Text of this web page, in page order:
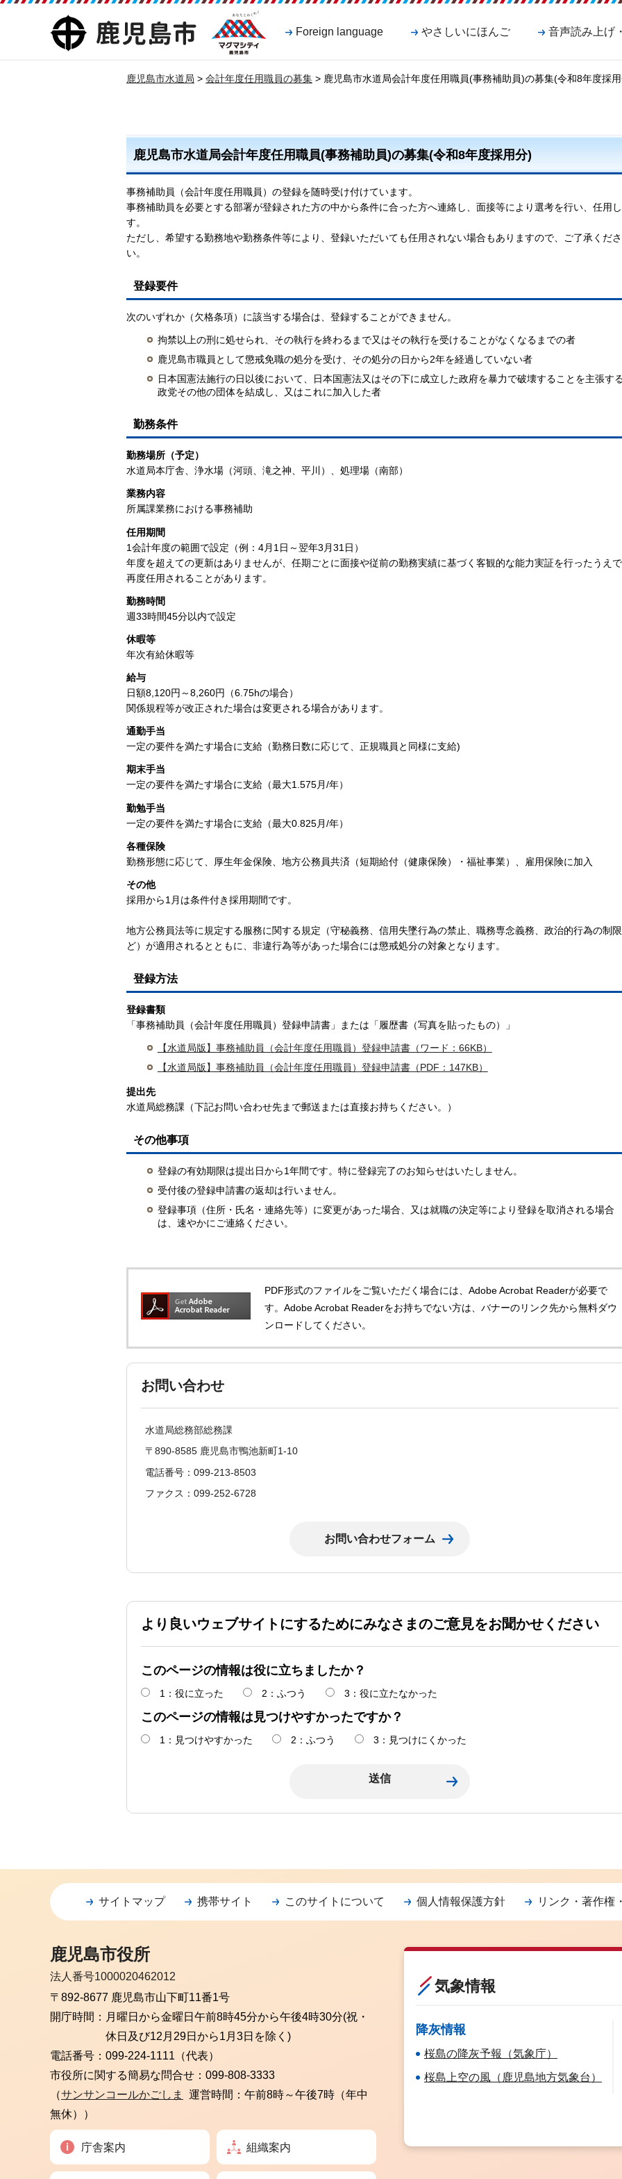
鹿児島市
マグマシティ
鹿児島市
Foreign language やさしいにほんご 音声読み上げ
鹿児島市水道局 > 会計年度任用職員の募集 > 鹿児島市水道局会計年度任用職員(事務補助員)の募集(令和8年度採
鹿児島市水道局会計年度任用職員(事務補助員)の募集(令和8年度採用分)
事務補助員（会計年度任用職員）の登録を随時受け付けています。
事務補助員を必要とする部署が登録された方の中から条件に合った方へ連絡し、面接等により選考を行い、任用
す。
ただし、希望する勤務地や勤務条件等により、登録いただいても任用されない場合もありますので、ご了承くださ
い。
登録要件
次のいずれか（欠格条項）に該当する場合は、登録することができません。
拘禁以上の刑に処せられ、その執行を終わるまで又はその執行を受けることがなくなるまでの者
鹿児島市職員として懲戒免職の処分を受け、その処分の日から2年を経過していない者
日本国憲法施行の日以後において、日本国憲法又はその下に成立した政府を暴力で破壊することを主張す
政党その他の団体を結成し、又はこれに加入した者
勤務条件
勤務場所（予定）
水道局本庁舎、浄水場（河頭、滝之神、平川）、処理場（南部）
業務内容
所属課業務における事務補助
任用期間
1会計年度の範囲で設定（例：4月1日～翌年3月31日）
年度を超えての更新はありませんが、任期ごとに面接や従前の勤務実績に基づく客観的な能力実証を行ったうえ
再度任用されることがあります。
勤務時間
週33時間45分以内で設定
休暇等
年次有給休暇等
給与
日額8,120円～8,260円（6.75hの場合）
関係規程等が改正された場合は変更される場合があります。
通勤手当
一定の要件を満たす場合に支給（勤務日数に応じて、正規職員と同様に支給)
期末手当
一定の要件を満たす場合に支給（最大1.575月/年）
勤勉手当
一定の要件を満たす場合に支給（最大0.825月/年）
各種保険
勤務形態に応じて、厚生年金保険、地方公務員共済（短期給付（健康保険）・福祉事業）、雇用保険に加入
その他
採用から1月は条件付き採用期間です。
地方公務員法等に規定する服務に関する規定（守秘義務、信用失墜行為の禁止、職務専念義務、政治的行為の制
ど）が適用されるとともに、非違行為等があった場合には懲戒処分の対象となります。
登録方法
登録書類
「事務補助員（会計年度任用職員）登録申請書」または「履歴書（写真を貼ったもの）」
【水道局版】事務補助員（会計年度任用職員）登録申請書（ワード：66KB）
【水道局版】事務補助員（会計年度任用職員）登録申請書（PDF：147KB）
提出先
水道局総務課（下記お問い合わせ先まで郵送または直接お持ちください。）
その他事項
登録の有効期限は提出日から1年間です。特に登録完了のお知らせはいたしません。
受付後の登録申請書の返却は行いません。
登録事項（住所・氏名・連絡先等）に変更があった場合、又は就職の決定等により登録を取消される場合
は、速やかにご連絡ください。
PDF形式のファイルをご覧いただく場合には、Adobe Acrobat Readerが必要で
す。Adobe Acrobat Readerをお持ちでない方は、バナーのリンク先から無料ダウ
ンロードしてください。
お問い合わせ
水道局総務部総務課
〒890-8585 鹿児島市鴨池新町1-10
電話番号：099-213-8503
ファクス：099-252-6728
より良いウェブサイトにするためにみなさまのご意見をお聞かせください
このページの情報は役に立ちましたか？
1：役に立った 2：ふつう 3：役に立たなかった
このページの情報は見つけやすかったですか？
1：見つけやすかった 2：ふつう 3：見つけにくかった
サイトマップ 携帯サイト このサイトについて 個人情報保護方針 リンク・著作権
鹿児島市役所
法人番号1000020462012
〒892-8677 鹿児島市山下町11番1号
開庁時間： 月曜日から金曜日 午前8時45分から午後4時30分(祝・
休日及び12月29日から1月3日を除く)
電話番号： 099-224-1111（代表）
市役所に関する簡易な問合せ： 099-808-3333
（サンサンコールかごしま
運営時間：午前8時～午後7時（年中
無休））
庁舎案内 組織案内
気象情報
降灰情報
桜島の降灰予報（気象庁）
桜島上空の風（鹿児島地方気象台）